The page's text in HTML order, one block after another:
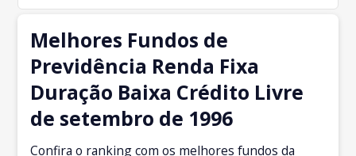
Melhores Fundos de
Previdência Renda Fixa
Duração Baixa Crédito Livre
de setembro de 1996
Confira o ranking com os melhores fundos da